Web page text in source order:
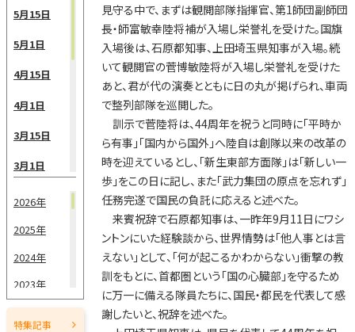
5月15日
5月1日
4月15日
4月1日
3月15日
3月1日
2月15日
2月1日
1月15日
1月1日
2026年
2025年
2024年
2023年
2022年
特集記事
見守る中で、まずは観閲部隊指揮官、第1師団副師団
長・師富敏幸陸将補が入場し栄誉礼を受けた。国旗
入場後は、石原都知事、上田埼玉県知事が入場。続
いて観閲官の菅博敏陸将が入場し栄誉礼を受けた
あと、君が代の演奏とともに日の丸が掲げられ、車両
で整列部隊を巡閲した。
訓示で菅陸将は、44周年を祝うと同時に「平時か
ら有事」「国内から国外」へ陸自は創隊以来の改革の
時を迎えているとし、「新生東部方面隊」は「新しい一
歩」をこの日に記し、また「武力集団の原点を忘れず」
任務完遂で国民の負託に応えると述べた。
来賓祝辞で石原都知事は、一昨年9月11日にワシ
ントンにいた経験談から、世界情勢は「他人事とは言
えない」として、「何が起こるかわからない」衝撃の教
訓をもとに、首都圏という「国の心臓部」を守るため
に万一に備える隊員たちに、国民・都民を代表して感
謝したいと、祝辞を述べた。